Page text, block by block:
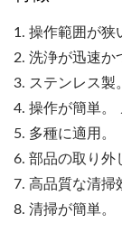
1. 操作範囲が狭
2. 洗浄が迅速か
3. ステンレス製。
4. 操作が簡単。
5. 多種に適用。
6. 部品の取り外
7. 高品質な清掃
8. 清掃が簡単。